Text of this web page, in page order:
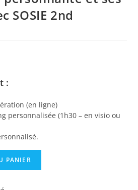
SOSIE 2nd
:
(en ligne)
personnalisée (1h30 – en visio ou
PANIER